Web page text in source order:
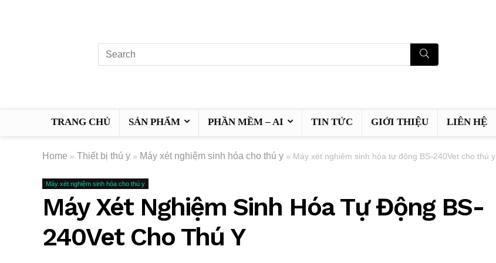
TRANG CHỦ SẢN PHẨM PHẦN MỀM – AI TIN TỨC GIỚI THIỆU LIÊN HỆ
Home » Thiết bị thú y » Máy xét nghiệm sinh hóa cho thú y » Máy xét nghiệm sinh hóa tự động BS-240Vet cho thú y
Máy xét nghiệm sinh hóa cho thú y
Máy Xét Nghiệm Sinh Hóa Tự Động BS-
240Vet Cho Thú Y